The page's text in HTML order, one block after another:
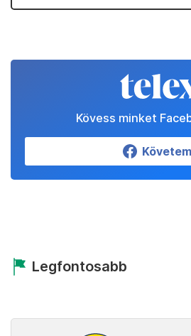
Kövess minket
Legfontosabb